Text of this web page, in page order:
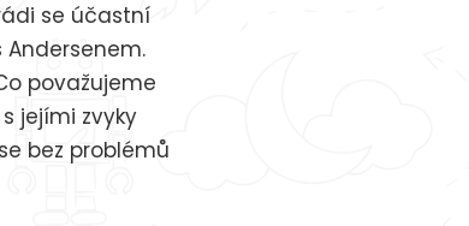
se účastní
považujeme
jejími zvyky
bez problémů